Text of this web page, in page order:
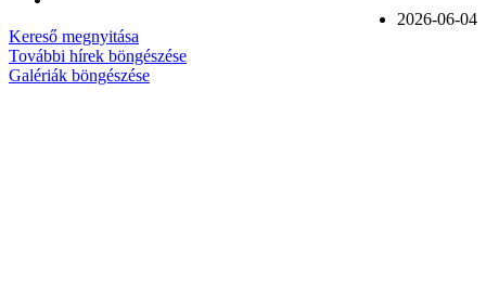
2026-06-04
Kereső megnyitása
További hírek böngészése
Galériák böngészése